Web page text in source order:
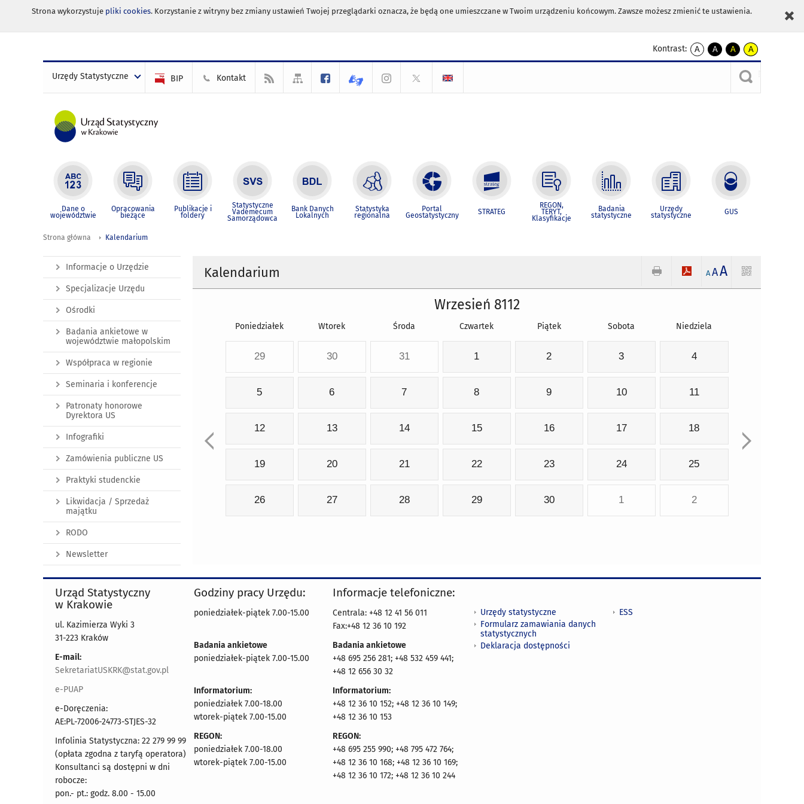
Strona wykorzystuje pliki cookies. Korzystanie z witryny bez zmiany ustawień Twojej przeglądarki oznacza, że będą one umieszczane w Twoim urządzeniu końcowym. Zawsze możesz zmienić te ustawienia.
Kontrast:
A
kontrast
A
kontrast
czarnym
A
kontrast
żółty
tekst
czarnym
A
kontrast
czarny
tekst
żółtym
Urzędy Statystyczne BIP Kontakt
Dane o
województwie
Opracowania
bieżące
Publikacje i
foldery
Statystyczne
Vademecum
Samorządowca
Bank Danych
Lokalnych
Statystyka
regionalna
Portal
Geostatystyczny STRATEG
REGON,
TERYT,
Klasyfikacje
Badania
statystyczne
Urzędy
statystyczne GUS
Strona główna Kalendarium
Kalendarium A AA
Wrzesień 8112
Poniedziałek Wtorek Środa Czwartek Piątek Sobota Niedziela
29 30 31 1 2 3 4
5 6 7 8 9 10 11
12 13 14 15 16 17 18
19 20 21 22 23 24 25
26 27 28 29 30 1 2
Informacje o Urzędzie
Specjalizacje Urzędu
Ośrodki
Badania ankietowe w
województwie małopolskim
Współpraca w regionie
Seminaria i konferencje
Patronaty honorowe
Dyrektora US
Infografiki
Zamówienia publiczne US
Praktyki studenckie
Likwidacja / Sprzedaż
majątku
RODO
Newsletter
Urząd Statystyczny
w Krakowie
ul. Kazimierza Wyki 3
31-223 Kraków
E-mail:
SekretariatUSKRK@stat.gov.pl
e-PUAP
e-Doręczenia:
AE:PL-72006-24773-STJES-32
Infolinia Statystyczna: 22 279 99 99
(opłata zgodna z taryfą operatora)
Konsultanci są dostępni w dni
robocze:
pon.- pt.: godz. 8.00 - 15.00
Godziny pracy Urzędu:
poniedziałek-piątek 7.00-15.00
Badania ankietowe
poniedziałek-piątek 7.00-15.00
Informatorium:
poniedziałek 7.00-18.00
wtorek-piątek 7.00-15.00
REGON:
poniedziałek 7.00-18.00
wtorek-piątek 7.00-15.00
Informacje telefoniczne:
Centrala: +48 12 41 56 011
Fax:+48 12 36 10 192
Badania ankietowe
+48 695 256 281; +48 532 459 441;
+48 12 656 30 32
Informatorium:
+48 12 36 10 152; +48 12 36 10 149;
+48 12 36 10 153
REGON:
+48 695 255 990; +48 795 472 764;
+48 12 36 10 168; +48 12 36 10 169;
+48 12 36 10 172; +48 12 36 10 244
Urzędy statystyczne
Formularz zamawiania danych
statystycznych
Deklaracja dostępności
ESS